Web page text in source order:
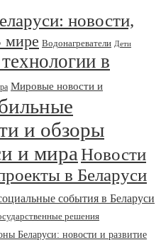
новости,
мире Водонагреватели Дети
в
Мировые новости и
и обзоры
и мираНовости
в Беларуси
события в Беларуси
решения
Беларуси: новости и развитие